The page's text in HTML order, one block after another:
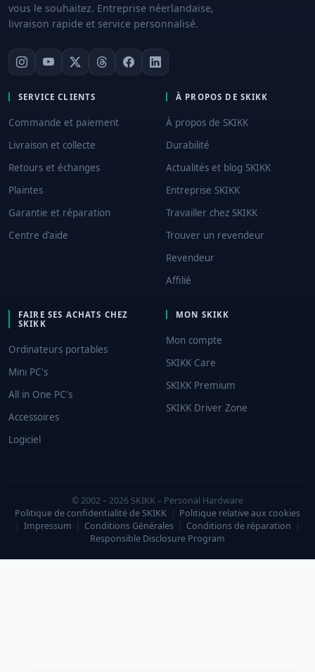
vous le souhaitez. Entreprise néerlandaise,
livraison rapide et service personnalisé.
SERVICE CLIENTS
Commande et paiement
Livraison et collecte
Retours et échanges
Plaintes
Garantie et réparation
Centre d'aide
À PROPOS DE SKIKK
À propos de SKIKK
Durabilité
Actualités et blog SKIKK
Entreprise SKIKK
Travailler chez SKIKK
Trouver un revendeur
Revendeur
Affilié
FAIRE SES ACHATS CHEZ
SKIKK
Ordinateurs portables
Mini PC's
All in One PC's
Accessoires
Logiciel
MON SKIKK
Mon compte
SKIKK Care
SKIKK Premium
SKIKK Driver Zone
© 2002 – 2026 SKIKK – Personal Hardware
Politique de confidentialité de SKIKK
Politique relative aux cookies
Impressum Conditions Générales Conditions de réparation
Responsible Disclosure Program